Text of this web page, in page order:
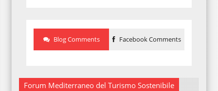
Blog Comments Facebook Comments
Forum Mediterraneo del Turismo Sostenibile